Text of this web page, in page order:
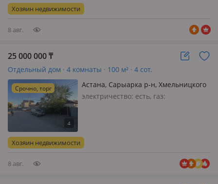
таунхаус со встроенным гаражом,
садом и сауной в тихом стар…
Хозяин недвижимости
8 авг.
25 000 000₸
Отдельный дом · 4 комнаты · 100 м² · 4 сот.
Срочно, торг
Астана, Сарыарка р-н, Хмельницкого
5 — Московский
электричество: есть, газ:
канализация, Газ центральный,
рядом соседи построили новый дом
Хозяин недвижимости
8 авг.